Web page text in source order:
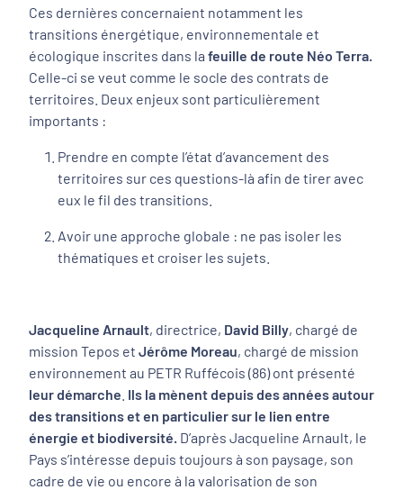
Ces dernières concernaient notamment les
transitions énergétique, environnementale et
écologique inscrites dans la feuille de route Néo Terra.
Celle-ci se veut comme le socle des contrats de
territoires. Deux enjeux sont particulièrement
importants :
Prendre en compte l’état d’avancement des
territoires sur ces questions-là afin de tirer avec
eux le fil des transitions.
Avoir une approche globale : ne pas isoler les
thématiques et croiser les sujets.
Jacqueline Arnault, directrice, David Billy, chargé de
mission Tepos et Jérôme Moreau, chargé de mission
environnement au PETR Ruffécois (86) ont présenté
leur démarche Ils la mènent depuis des années autour
des transitions et en particulier sur le lien entre
énergie et biodiversité. D’après Jacqueline Arnault, le
Pays s’intéresse depuis toujours à son paysage, son
cadre de vie ou encore à la valorisation de son